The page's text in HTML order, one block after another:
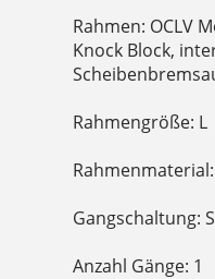
Rahmen: OCLV
Knock Block,
Rahmengröße: L
Gangschaltung:
Anzahl Gänge: 1